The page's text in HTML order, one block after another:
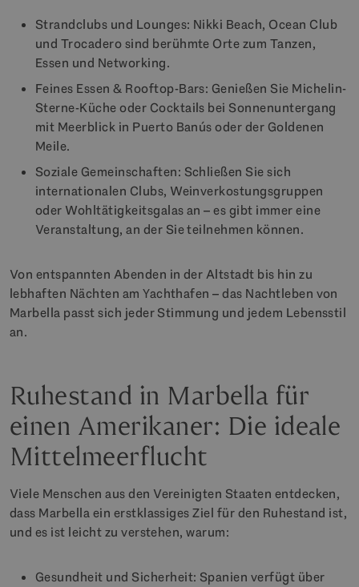
Strandclubs und Lounges: Nikki Beach, Ocean Club
und Trocadero sind berühmte Orte zum Tanzen,
Essen und Networking.
Feines Essen & Rooftop-Bars: Genießen Sie Michelin-
Sterne-Küche oder Cocktails bei Sonnenuntergang
mit Meerblick in Puerto Banús oder der Goldenen
Meile.
Soziale Gemeinschaften: Schließen Sie sich
internationalen Clubs, Weinverkostungsgruppen
oder Wohltätigkeitsgalas an – es gibt immer eine
Veranstaltung, an der Sie teilnehmen können.
Von entspannten Abenden in der Altstadt bis hin zu
lebhaften Nächten am Yachthafen – das Nachtleben von
Marbella passt sich jeder Stimmung und jedem Lebensstil
an.
Ruhestand in Marbella für
einen Amerikaner: Die ideale
Mittelmeerflucht
Viele Menschen aus den Vereinigten Staaten entdecken,
dass Marbella ein erstklassiges Ziel für den Ruhestand ist,
und es ist leicht zu verstehen, warum:
Gesundheit und Sicherheit: Spanien verfügt über